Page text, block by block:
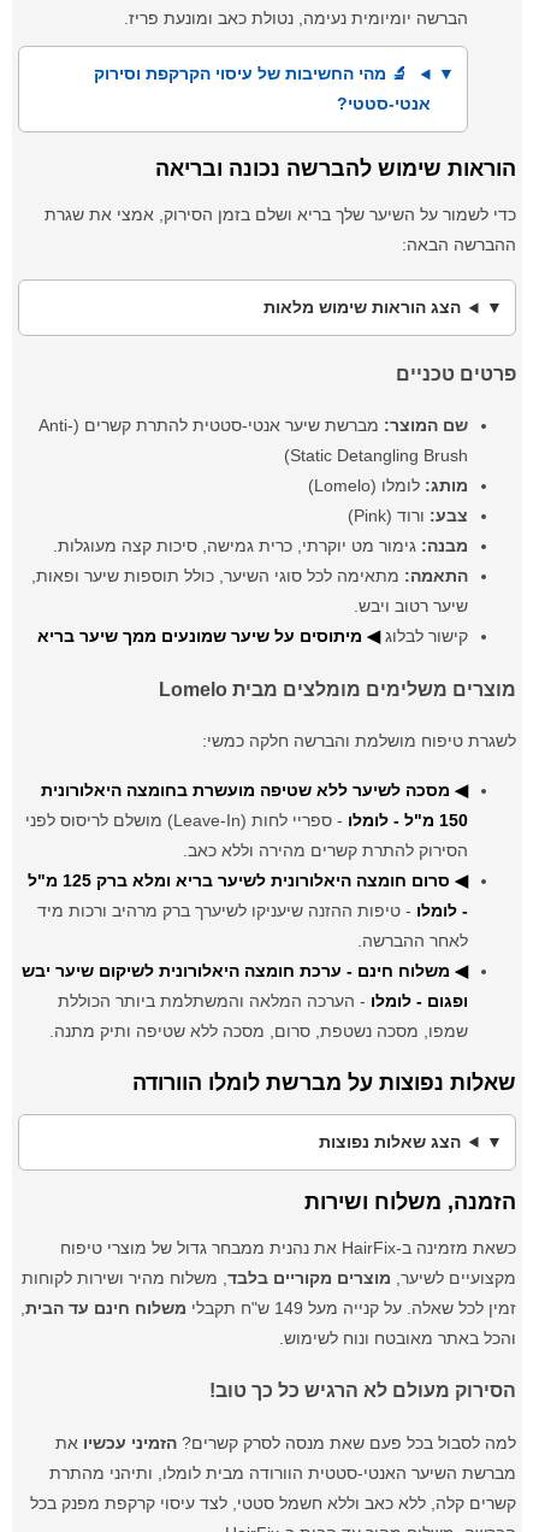
הברשה יומיומית נעימה, נטולת כאב ומונעת פריז.
🔬 מהי החשיבות של עיסוי הקרקפת וסירוק
אנטי-סטטי?
הוראות שימוש להברשה נכונה ובריאה
כדי לשמור על השיער שלך בריא ושלם בזמן הסירוק, אמצי את שגרת
ההברשה הבאה:
הצג הוראות שימוש מלאות
פרטים טכניים
שם המוצר:
מברשת שיער אנטי-סטטית להתרת קשרים (Anti-
Static Detangling Brush)
מותג: לומלו (Lomelo)
צבע: ורוד (Pink)
מבנה: גימור מט יוקרתי, כרית גמישה, סיכות קצה מעוגלות.
התאמה: מתאימה לכל סוגי השיער, כולל תוספות שיער ופאות,
שיער רטוב ויבש.
קישור לבלוג◀ מיתוסים על שיער שמונעים ממך שיער בריא
מוצרים משלימים מומלצים מבית Lomelo
לשגרת טיפוח מושלמת והברשה חלקה כמשי:
◀ מסכה לשיער ללא שטיפה מועשרת בחומצה היאלורונית
150 מ"ל - לומלו
- ספריי לחות (Leave-In) מושלם לריסוס לפני
הסירוק להתרת קשרים מהירה וללא כאב.
◀ סרום חומצה היאלורונית לשיער בריא ומלא ברק 125 מ"ל
- לומלו - טיפות ההזנה שיעניקו לשיערך ברק מרהיב ורכות מיד
לאחר ההברשה.
◀ משלוח חינם - ערכת חומצה היאלורונית לשיקום שיער יבש
ופגום - לומלו - הערכה המלאה והמשתלמת ביותר הכוללת
שמפו, מסכה נשטפת, סרום, מסכה ללא שטיפה ותיק מתנה.
שאלות נפוצות על מברשת לומלו הוורודה
הצג שאלות נפוצות
הזמנה, משלוח ושירות
כשאת מזמינה ב-HairFix את נהנית ממבחר גדול של מוצרי טיפוח
מקצועיים לשיער, מוצרים מקוריים בלבד , משלוח מהיר ושירות לקוחות
זמין לכל שאלה. על קנייה מעל 149 ש"ח תקבלי
משלוח חינם עד הבית
והכל באתר מאובטח ונוח לשימוש.
הסירוק מעולם לא הרגיש כל כך טוב!
למה לסבול בכל פעם שאת מנסה לסרק קשרים?הזמיני עכשיו את
מברשת השיער האנטי-סטטית הוורודה מבית לומלו, ותיהני מהתרת
קשרים קלה, ללא כאב וללא חשמל סטטי, לצד עיסוי קרקפת מפנק בכל